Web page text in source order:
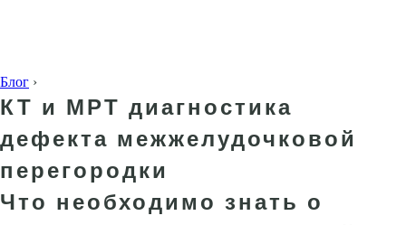
Блог ›
КТ и МРТ диагностика
дефекта межжелудочковой
перегородки
Что необходимо знать о